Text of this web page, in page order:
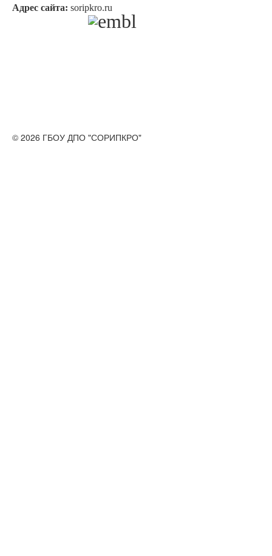
Адрес сайта: soripkro.ru
© 2026 ГБОУ ДПО "СОРИПКРО"